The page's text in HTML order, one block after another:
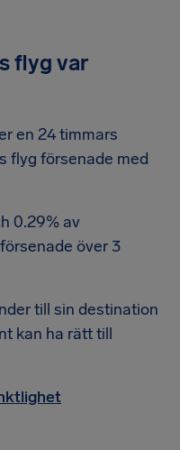
flyg var
en 24 timmars
flyg försenade med
0.29% av
över 3
till sin destination
kan ha rätt till